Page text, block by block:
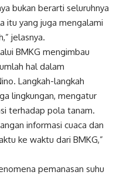
bukan berarti seluruhnya
itu yang juga mengalami
jelasnya.
BMKG mengimbau
hal dalam
Langkah-langkah
lingkungan, mengatur
terhadap pola tanam.
informasi cuaca dan
ke waktu dari BMKG,”
pemanasan suhu